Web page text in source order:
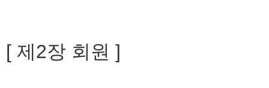
[ 제2장 회원 ]